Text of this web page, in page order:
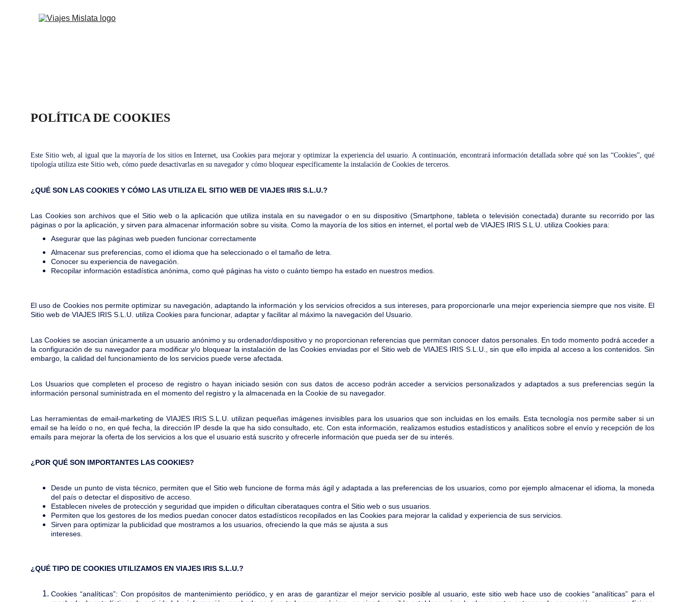
POLÍTICA DE COOKIES
Este Sitio web, al igual que la mayoría de los sitios en Internet, usa Cookies para mejorar y optimizar la experiencia del usuario. A continuación, encontrará información detallada sobre qué son las “Cookies”, qué
tipología utiliza este Sitio web, cómo puede desactivarlas en su navegador y cómo bloquear específicamente la instalación de Cookies de terceros.
¿QUÉ SON LAS COOKIES Y CÓMO LAS UTILIZA EL SITIO WEB DE VIAJES IRIS S.L.U.?
Las Cookies son archivos que el Sitio web o la aplicación que utiliza instala en su navegador o en su dispositivo (Smartphone, tableta o televisión conectada) durante su recorrido por las
páginas o por la aplicación, y sirven para almacenar información sobre su visita. Como la mayoría de los sitios en internet, el portal web de VIAJES IRIS S.L.U. utiliza Cookies para:
Asegurar que las páginas web pueden funcionar correctamente
Almacenar sus preferencias, como el idioma que ha seleccionado o el tamaño de letra.
Conocer su experiencia de navegación.
Recopilar información estadística anónima, como qué páginas ha visto o cuánto tiempo ha estado en nuestros medios.
El uso de Cookies nos permite optimizar su navegación, adaptando la información y los servicios ofrecidos a sus intereses, para proporcionarle una mejor experiencia siempre que nos visite. El
Sitio web de VIAJES IRIS S.L.U. utiliza Cookies para funcionar, adaptar y facilitar al máximo la navegación del Usuario.
Las Cookies se asocian únicamente a un usuario anónimo y su ordenador/dispositivo y no proporcionan referencias que permitan conocer datos personales. En todo momento podrá acceder a
la configuración de su navegador para modificar y/o bloquear la instalación de las Cookies enviadas por el Sitio web de VIAJES IRIS S.L.U., sin que ello impida al acceso a los contenidos. Sin
embargo, la calidad del funcionamiento de los servicios puede verse afectada.
Los Usuarios que completen el proceso de registro o hayan iniciado sesión con sus datos de acceso podrán acceder a servicios personalizados y adaptados a sus preferencias según la
información personal suministrada en el momento del registro y la almacenada en la Cookie de su navegador.
Las herramientas de email-marketing de VIAJES IRIS S.L.U. utilizan pequeñas imágenes invisibles para los usuarios que son incluidas en los emails. Esta tecnología nos permite saber si un
email se ha leído o no, en qué fecha, la dirección IP desde la que ha sido consultado, etc. Con esta información, realizamos estudios estadísticos y analíticos sobre el envío y recepción de los
emails para mejorar la oferta de los servicios a los que el usuario está suscrito y ofrecerle información que pueda ser de su interés.
¿POR QUÉ SON IMPORTANTES LAS COOKIES?
Desde un punto de vista técnico, permiten que el Sitio web funcione de forma más ágil y adaptada a las preferencias de los usuarios, como por ejemplo almacenar el idioma, la moneda
del país o detectar el dispositivo de acceso.
Establecen niveles de protección y seguridad que impiden o dificultan ciberataques contra el Sitio web o sus usuarios.
Permiten que los gestores de los medios puedan conocer datos estadísticos recopilados en las Cookies para mejorar la calidad y experiencia de sus servicios.
Sirven para optimizar la publicidad que mostramos a los usuarios, ofreciendo la que más se ajusta a sus
intereses.
¿QUÉ TIPO DE COOKIES UTILIZAMOS EN VIAJES IRIS S.L.U.?
Cookies “analíticas”: Con propósitos de mantenimiento periódico, y en aras de garantizar el mejor servicio posible al usuario, este sitio web hace uso de cookies “analíticas” para el